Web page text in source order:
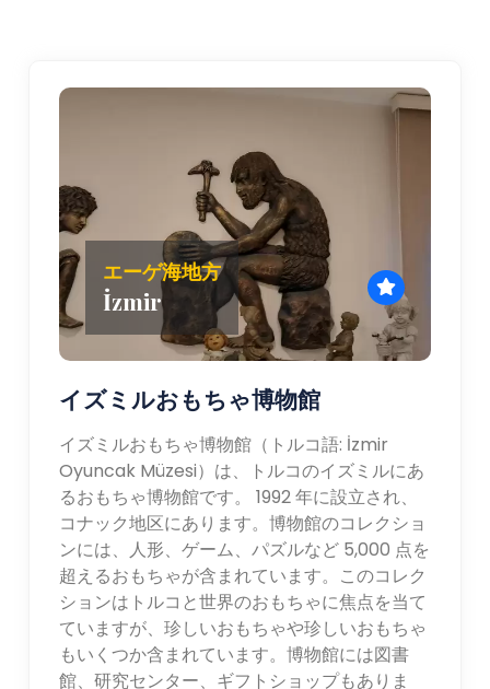
エーゲ海地方
İzmir
イズミルおもちゃ博物館
イズミルおもちゃ博物館（トルコ語: İzmir
Oyuncak Müzesi）は、トルコのイズミルにあ
るおもちゃ博物館です。 1992 年に設立され、
コナック地区にあります。博物館のコレクショ
ンには、人形、ゲーム、パズルなど 5,000 点を
超えるおもちゃが含まれています。このコレク
ションはトルコと世界のおもちゃに焦点を当て
ていますが、珍しいおもちゃや珍しいおもちゃ
もいくつか含まれています。博物館には図書
館、研究センター、ギフトショップもありま